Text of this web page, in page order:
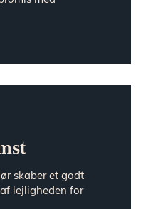
skaber et godt
lejligheden for